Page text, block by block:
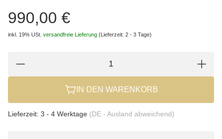
990,00 €
inkl. 19% USt. versandfreie Lieferung (Lieferzeit: 2 - 3 Tage)
IN DEN WARENKORB
Lieferzeit: 3 - 4 Werktage (DE - Ausland abweichend)